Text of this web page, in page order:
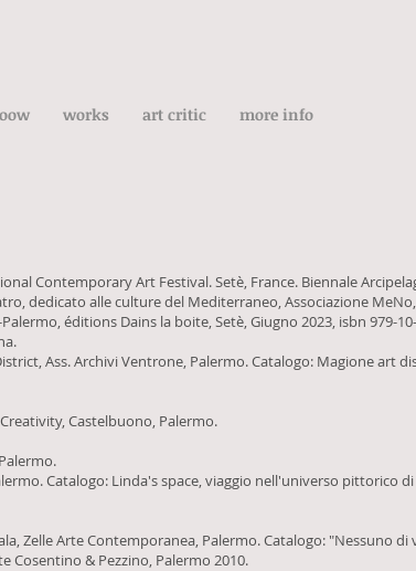
works art critic more info
Contemporary Art Festival. Setè, France. Biennale
dedicato alle culture del Mediterraneo, Associazione
éditions Dains la boite, Setè, Giugno 2023, isbn 979-
Ass. Archivi Ventrone, Palermo. Catalogo: Magione art
Castelbuono, Palermo.
Catalogo: Linda's space, viaggio nell'universo pittorico
Zelle Arte Contemporanea, Palermo. Catalogo: "Nessuno
& Pezzino, Palermo 2010.